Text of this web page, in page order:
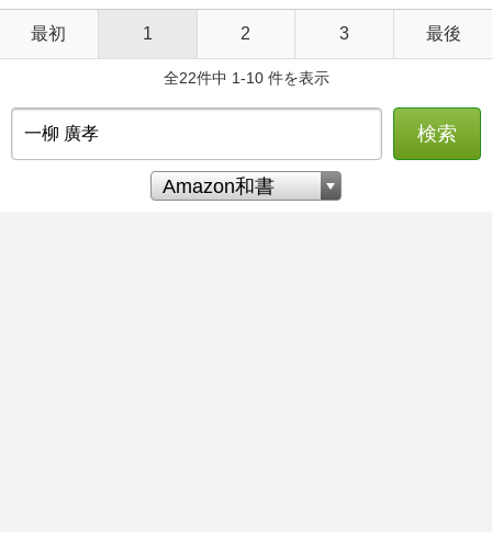
最初 1 2 3 最後
全22件中 1-10 件を表示
検索